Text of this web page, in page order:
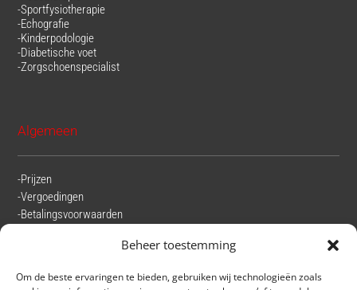
Beheer toestemming
Om de beste ervaringen te bieden, gebruiken wij technologieën zoals
-Sportfysiotherapie
-Echografie
-Kinderpodologie
-Diabetische voet
-Zorgschoenspecialist
Algemeen
-Prijzen
-Vergoedingen
-Betalingsvoorwaarden